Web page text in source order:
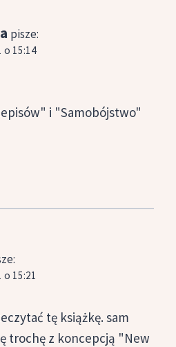
pisze:
o 15:14
i "Samobójstwo"
o 15:21
tę książkę. sam
trochę z koncepcją "New